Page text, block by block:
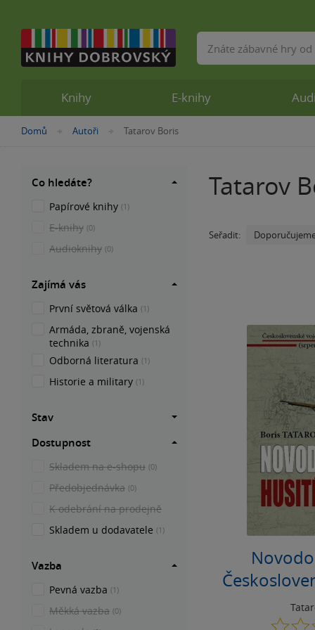
Nacházíte
Domů »Autoři »
Tatarov Boris
Tatarov
Seřadit:
jednotky v
1914 –
Co hledáte?
Papírové knihy (1)
E-knihy (0)
Audioknihy (0)
Zajímá vás
První světová válka (1)
Armáda, zbraně, vojenská
technika (1)
Odborná literatura (1)
Historie a military (1)
Stav
Dostupnost
Skladem na e-shopu (0)
Předobjednávka (0)
K odebrání na prodejně
Skladem u dodavatele (1)
Vazba
Pevná vazba (1)
Měkká vazba (0)
Knihy E-knihy
Vyhledávání